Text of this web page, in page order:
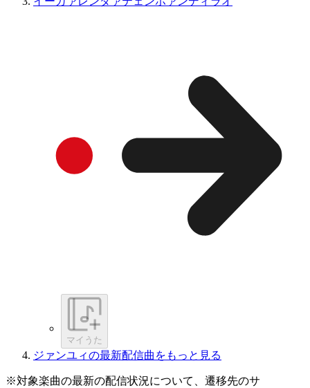
マイうた
ジァンユィの最新配信曲をもっと見る
※対象楽曲の最新の配信状況について、遷移先のサ